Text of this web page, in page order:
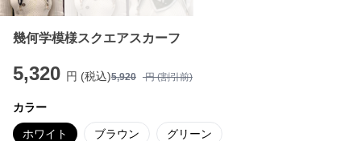
幾何学模様スクエアスカーフ
5,320 円 (税込)5,920 円 (割引前)
カラー
ホワイト ブラウン グリーン